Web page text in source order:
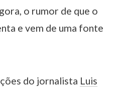
o rumor de que o
e vem de uma fonte
do jornalista Luis